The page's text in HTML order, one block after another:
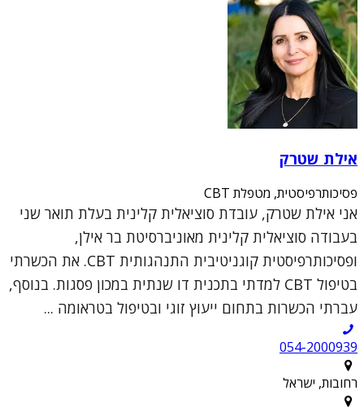
אילת שטרק
פסיכותרפיסטית, מטפלת CBT
אני אילת שטרק, עובדת סוציאלית קלינית בעלת תואר שני
בעבודה סוציאלית קלינית מאוניברסיטת בר אילן,
ופסיכותרפיסטית קוגניטיבית התנהגותית CBT. את הכשרתי
בטיפול CBT למדתי בתכנית דו שנתית במכון פסגות. בנוסף,
עברתי הכשרות בתחום ייעוץ זוגי ובטיפול בטראומה ...
054-2000939
רחובות, ישראל